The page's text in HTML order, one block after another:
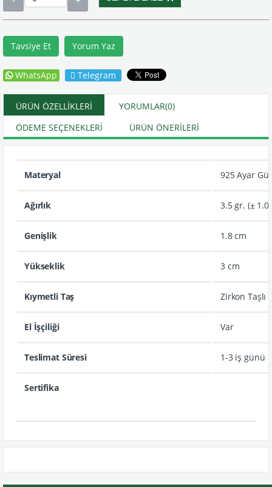
Tavsiye Et Yorum Yaz
WhatsApp Telegram
ÜRÜN ÖZELLIKLERI YORUMLAR(0)
ÖDEME SEÇENEKLERI
ÜRÜN ÖNERILERI
Materyal 925 Ayar
Ağırlık 3.5 gr. (± 1.0)
Genişlik 1.8 cm
Yükseklik 3 cm
Kıymetli Taş Zirkon Taşlı
El İşçiliği Var
Teslimat Süresi 1-3 iş günü
Sertifika